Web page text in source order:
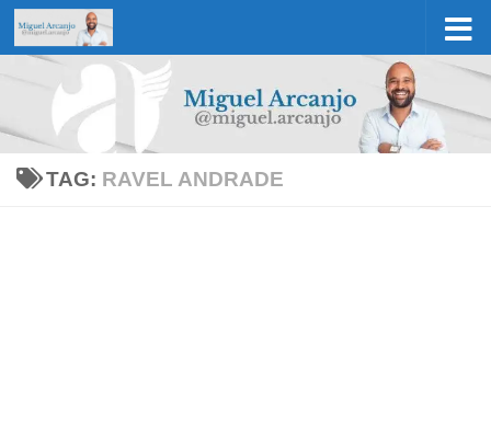
Skip to content
TAG: RAVEL ANDRADE